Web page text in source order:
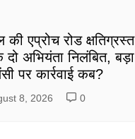
एप्रोच रोड क्षतिग्रस्त
अभियंता निलंबित, बड़ा
पर कार्रवाई कब?
8, 2026 0